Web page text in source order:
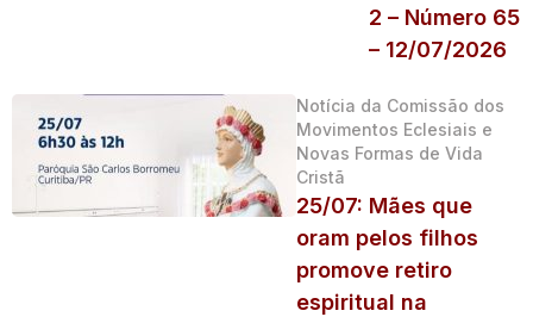
2 – Número 65
– 12/07/2026
Notícia da Comissão dos
Movimentos Eclesiais e
Novas Formas de Vida
Cristã
25/07: Mães que
oram pelos filhos
promove retiro
espiritual na